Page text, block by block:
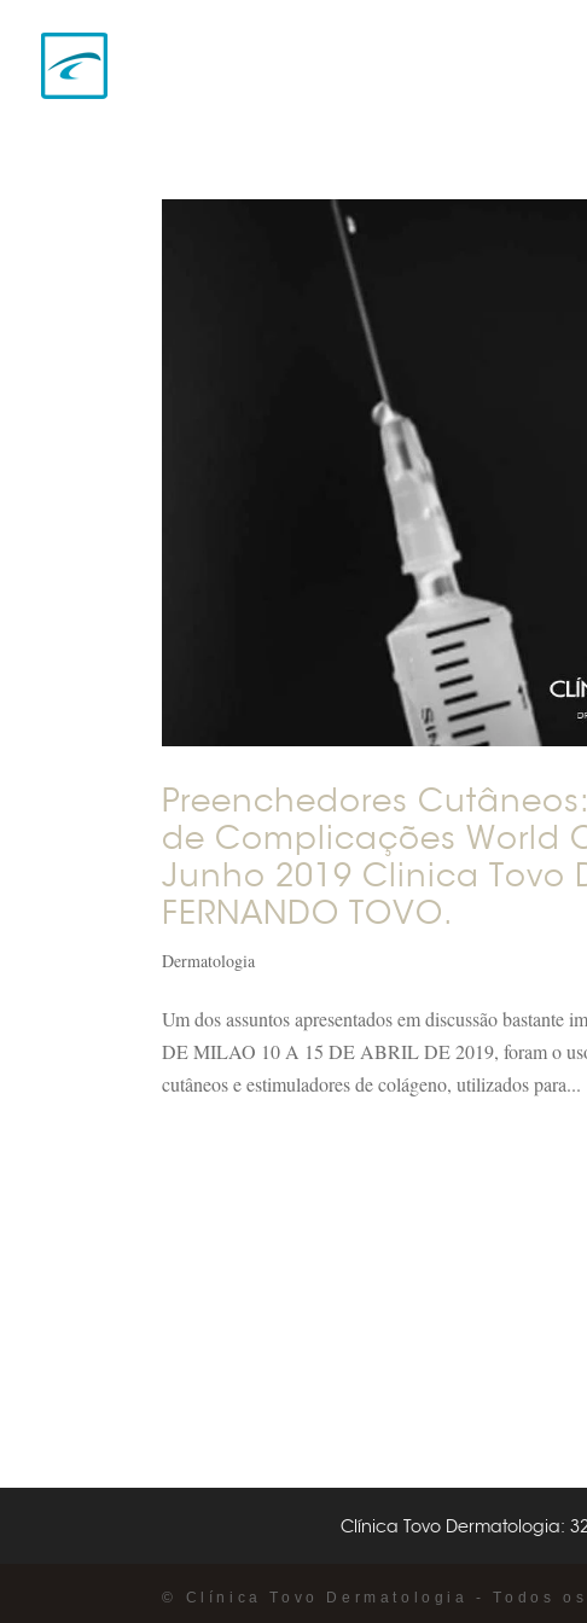
Preenchedores
de Complicações World
Junho 2019 Clinica Tovo
FERNANDO TOVO.
Dermatologia
Um dos assuntos apresentados em discussão
DE MILAO 10 A 15 DE ABRIL DE 2019, foram o uso
cutâneos e estimuladores de colágeno, utilizados para...
Clínica Tovo Dermatologia:
© Clínica Tovo Dermatologia - Todos